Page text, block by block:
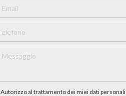
Autorizzo al trattamento dei miei dati personali